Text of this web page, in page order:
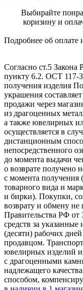
Выбирайте
коризину и
Подробнее об оплате
Согласно ст.5
пункту 6.2. ОСТ 117-
получения изделия
украшения
продажи через
из драгоценных
а также ювелирных
осуществляется в
дистанционным
непосредственного
до момента выдачи
о возврате получено
с момента получения
товарного вида и
и бирки). Покупки,
возврату и обмену
Правительства РФ
средств за указанные
(десяти) рабочих
продавцом.
ювелирных изделий
с драгоценными
надлежащего
способом,